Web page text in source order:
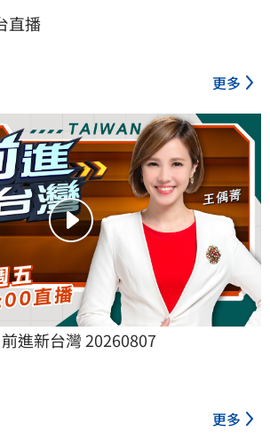
直播
更多
前進新台灣 20260807
更多